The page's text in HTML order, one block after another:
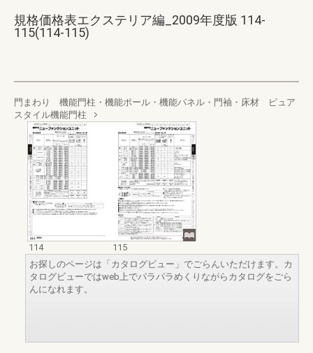
規格価格表エクステリア編_2009年度版 114-
115(114-115)
門まわり 機能門柱・機能ポール・機能パネル・門袖・床材 ピュア
スタイル機能門柱
114
115
お探しのページは「カタログビュー」でごらんいただけます。カ
タログビューではweb上でパラパラめくりながらカタログをごら
んになれます。